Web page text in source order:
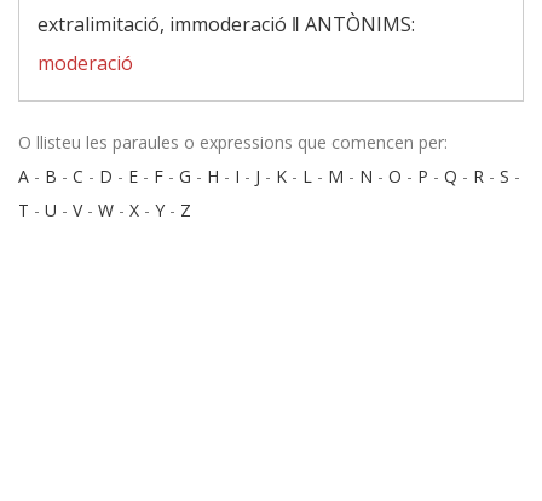
extralimitació, immoderació ‖ ANTÒNIMS:
moderació
O llisteu les paraules o expressions que comencen per:
A - B - C - D - E - F - G - H - I - J - K - L - M - N - O - P - Q - R - S -
T - U - V- W - X - Y - Z